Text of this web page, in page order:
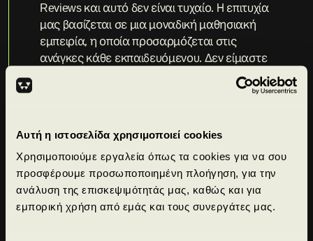
Αυτή η ιστοσελίδα χρησιμοποιεί cookies
Χρησιμοποιούμε εργαλεία όπως τα cookies για να σου
προσφέρουμε προσωποποιημένη πλοήγηση, για την
ανάλυση της επισκεψιμότητάς μας, καθώς και για
εμπορική χρήση από εμάς και τους συνεργάτες μας.
Reviews και αυτό δεν είναι τυχαίο. Η επιτυχία
μας βασίζεται σε μια μοναδική μαθησιακή
εμπειρία, η οποία προσαρμόζεται στις
ανάγκες κάθε εκπαιδευόμενου. Δεν είμαστε
απλά μια πλατφόρμα μαθημάτων – είμαστε
ένας εκπαιδευτικός οργανισμός που παρέχει
κάθε βήμα. Η ομάδα μας είναι πάντα
διαθέσιμη για καθοδήγηση, ενώ το
εκπαιδευτικό μας περιεχόμενο εξελίσσεται
διαρκώς με βάση το feedback των χρηστών.
Γι’ αυτό, οι απόφοιτοί μας όχι μόνο αποκτούν